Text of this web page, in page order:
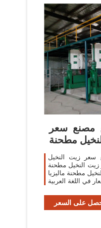
مصنع سعر
مطحنة
سعر زيت النخيل
زيت النخيل مطحنة
مطحنة ماليزيا
في اللغة العربية
على السعر